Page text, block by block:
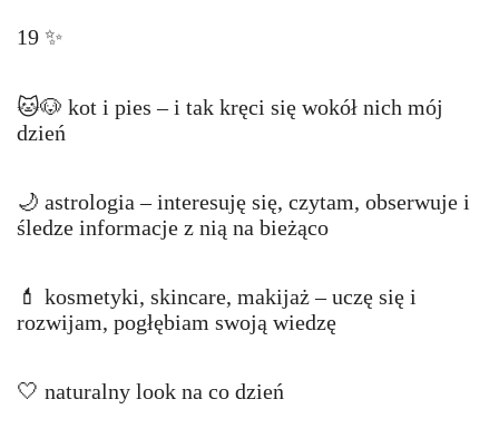
19 ✨
🐱🐶 kot i pies – i tak kręci się wokół nich mój
dzień
🌙 astrologia – interesuję się, czytam, obserwuje i
śledze informacje z nią na bieżąco
💄 kosmetyki, skincare, makijaż – uczę się i
rozwijam, pogłębiam swoją wiedzę
🤍 naturalny look na co dzień